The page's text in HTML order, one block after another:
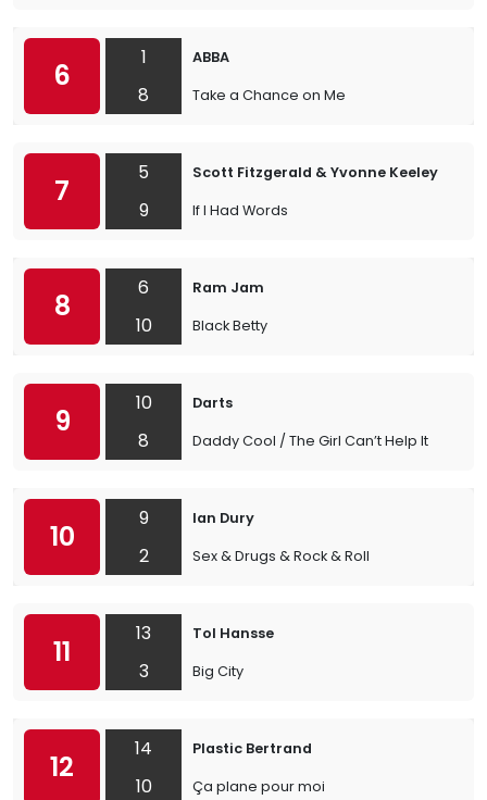
6
1
8
ABBA
Take a Chance on Me
7
5
9
Scott Fitzgerald & Yvonne Keeley
If I Had Words
8
6
10
Ram Jam
Black Betty
9
10
8
Darts
Daddy Cool / The Girl Can’t Help It
10
9
2
Ian Dury
Sex & Drugs & Rock & Roll
11
13
3
Tol Hansse
Big City
12
14
10
Plastic Bertrand
Ça plane pour moi